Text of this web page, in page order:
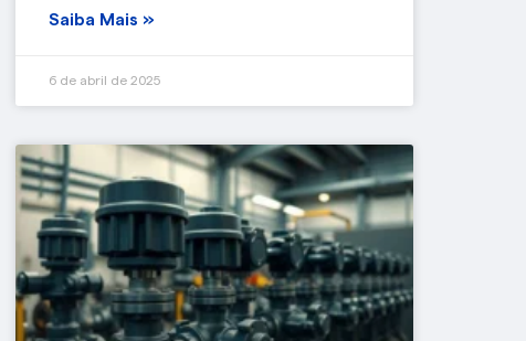
Saiba Mais »
6 de abril de 2025